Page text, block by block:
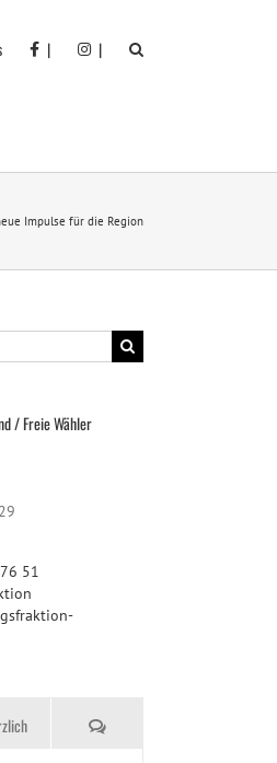
| |
Impulse für die Region
/ Freie Wähler
51
Kommentare